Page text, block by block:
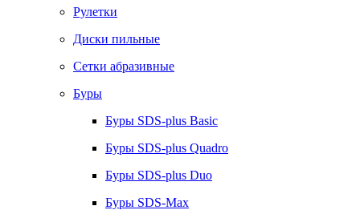
Рулетки
Диски пильные
Сетки абразивные
Буры
Буры SDS-plus Basic
Буры SDS-plus Quadro
Буры SDS-plus Duo
Буры SDS-Max